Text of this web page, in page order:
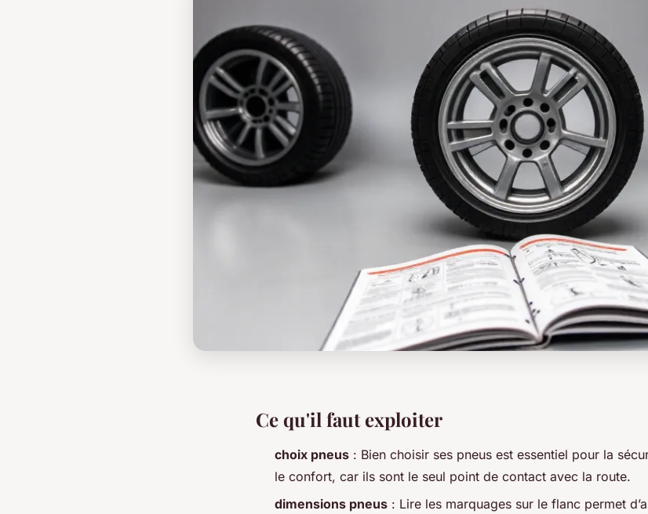
Ce qu'il faut exploiter
choix pneus : Bien choisir ses pneus est essentiel pour la
le confort, car ils sont le seul point de contact avec la route.
dimensions pneus : Lire les marquages sur le flanc permet